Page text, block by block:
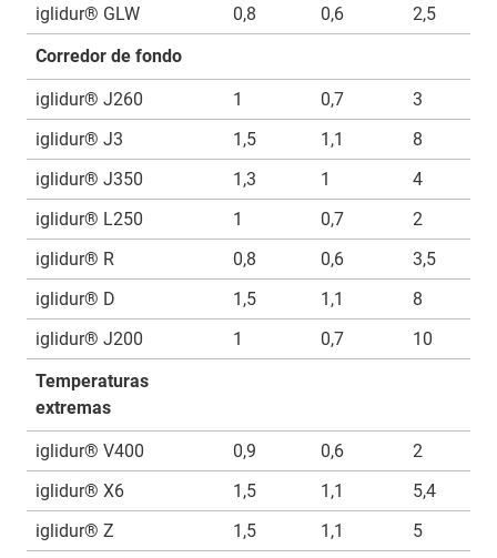
iglidur® GLW
0,8 0,6
2,5
Corredor de fondo
iglidur® J260 1 0,7
3
iglidur® J3
1,5 1,1
8
iglidur® J350
1,3 1
4
iglidur® L250
1 0,7
2
iglidur® R
0,8 0,6
3,5
iglidur® D
1,5 1,1
8
iglidur® J200
1 0,7
10
Temperaturas
extremas
iglidur® V400 0,9 0,6
2
iglidur® X6
1,5 1,1
5,4
iglidur® Z
1,5 1,1
5